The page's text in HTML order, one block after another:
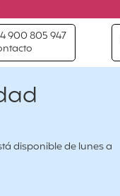
900 805 947
disponible de lunes a